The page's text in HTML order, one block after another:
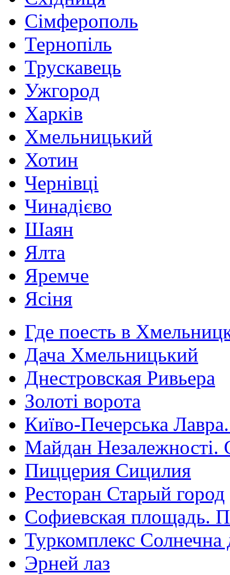
Сімферополь
Тернопіль
Трускавець
Ужгород
Харків
Хмельницький
Хотин
Чернівці
Чинадієво
Шаян
Ялта
Яремче
Ясіня
Где поесть в
Дача Хмельницький
Днестровская Ривьера
Золоті ворота
Київо-Печерська
Майдан Незалежності.
Пиццерия Сицилия
Ресторан Старый город
Софиевская площадь.
Туркомплекс Солнечна
Эрней лаз